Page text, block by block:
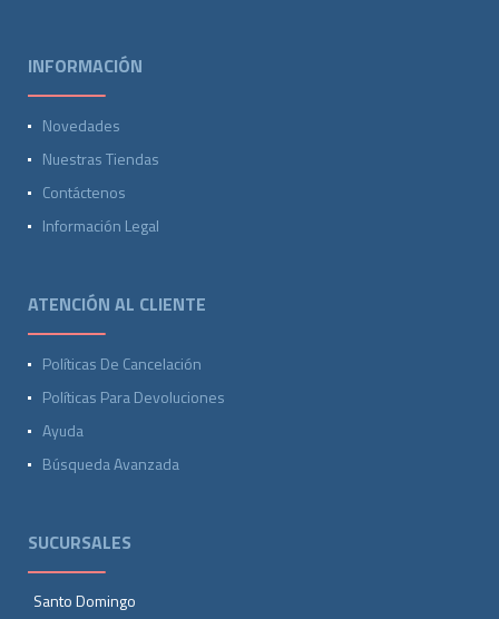
INFORMACIÓN
Novedades
Nuestras Tiendas
Contáctenos
Información Legal
ATENCIÓN AL CLIENTE
Políticas De Cancelación
Políticas Para Devoluciones
Ayuda
Búsqueda Avanzada
SUCURSALES
Santo Domingo